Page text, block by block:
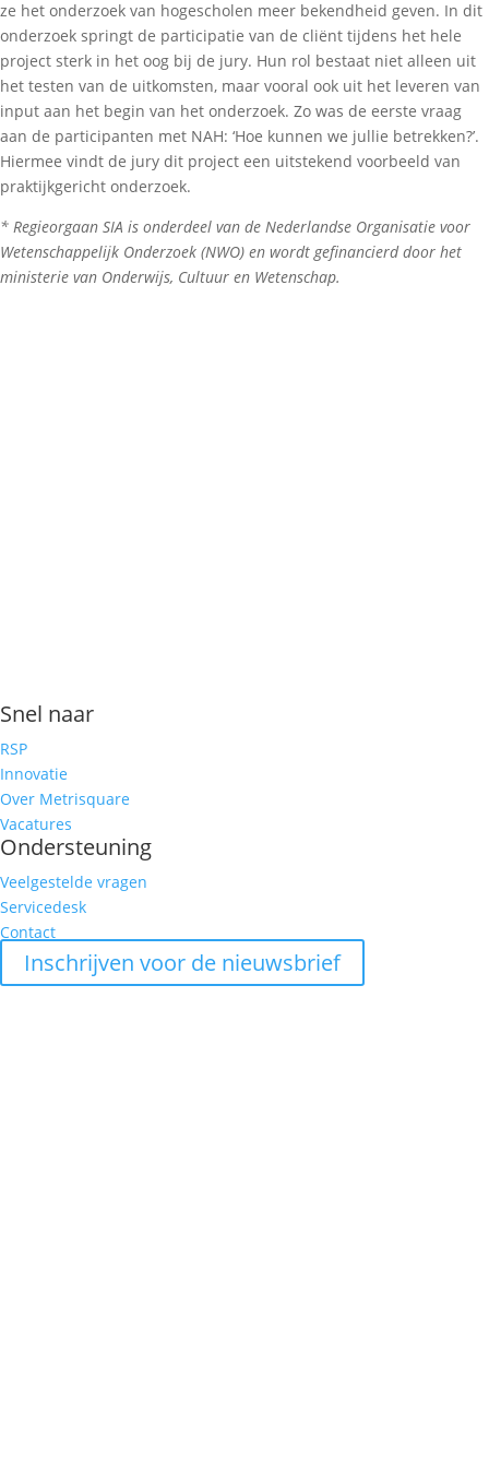
ze het onderzoek van hogescholen meer bekendheid geven. In dit
onderzoek springt de participatie van de cliënt tijdens het hele
project sterk in het oog bij de jury. Hun rol bestaat niet alleen uit
het testen van de uitkomsten, maar vooral ook uit het leveren van
input aan het begin van het onderzoek. Zo was de eerste vraag
aan de participanten met NAH: ‘Hoe kunnen we jullie betrekken?’.
Hiermee vindt de jury dit project een uitstekend voorbeeld van
praktijkgericht onderzoek.
* Regieorgaan SIA is onderdeel van de Nederlandse Organisatie voor
Wetenschappelijk Onderzoek (NWO) en wordt gefinancierd door het
ministerie van Onderwijs, Cultuur en Wetenschap.
Snel naar
RSP
Innovatie
Over Metrisquare
Vacatures
Ondersteuning
Veelgestelde vragen
Servicedesk
Contact
Inschrijven voor de nieuwsbrief